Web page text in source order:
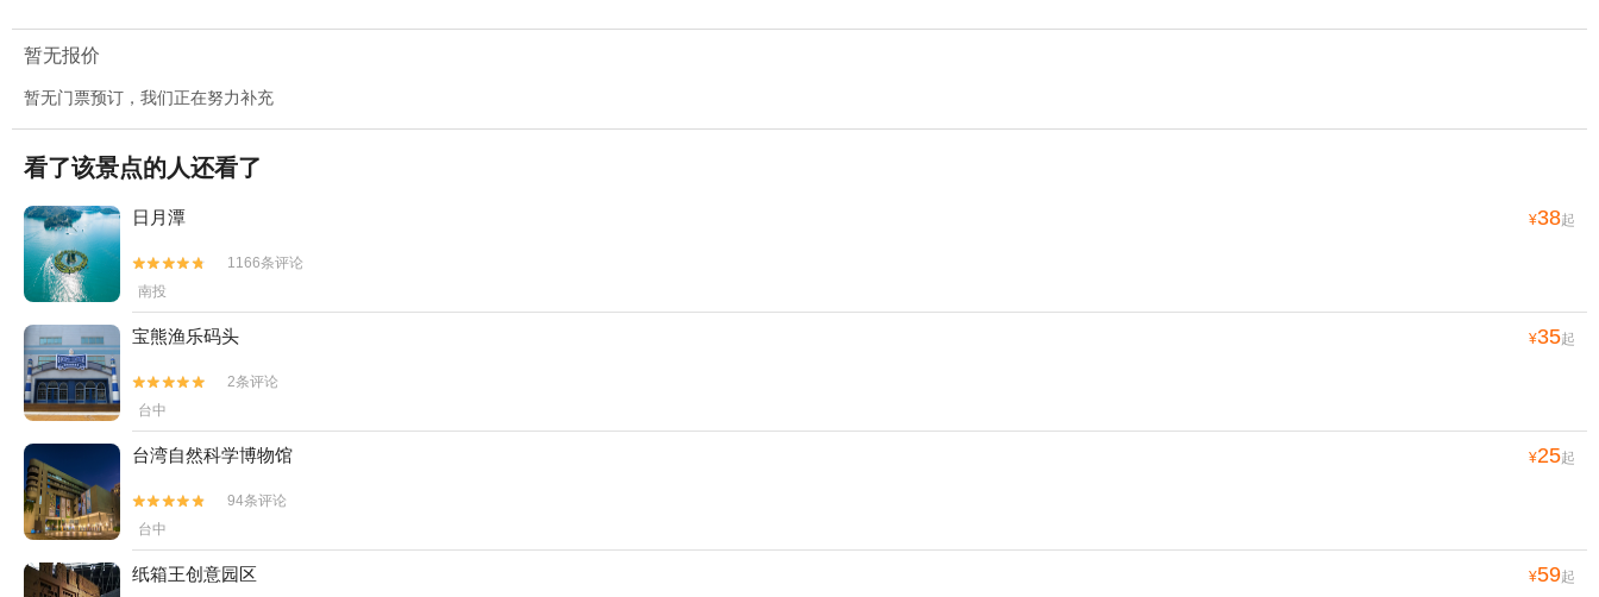
暂无报价
暂无门票预订，我们正在努力补充
看了该景点的人还看了
日月潭 ¥38起


1166条评论
南投
宝熊渔乐码头 ¥35起


2条评论
台中
台湾自然科学博物馆 ¥25起


94条评论
台中
纸箱王创意园区 ¥59起